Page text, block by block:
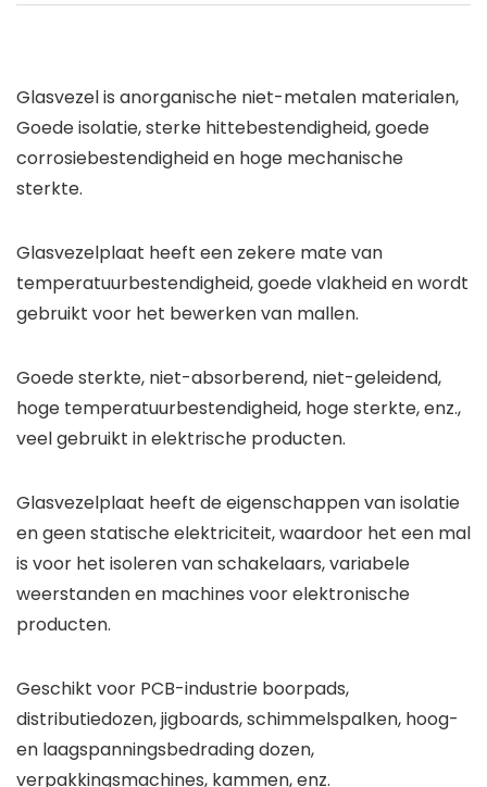
Glasvezel is anorganische niet-metalen materialen,
Goede isolatie, sterke hittebestendigheid, goede
corrosiebestendigheid en hoge mechanische
sterkte.
Glasvezelplaat heeft een zekere mate van
temperatuurbestendigheid, goede vlakheid en wordt
gebruikt voor het bewerken van mallen.
Goede sterkte, niet-absorberend, niet-geleidend,
hoge temperatuurbestendigheid, hoge sterkte, enz.,
veel gebruikt in elektrische producten.
Glasvezelplaat heeft de eigenschappen van isolatie
en geen statische elektriciteit, waardoor het een mal
is voor het isoleren van schakelaars, variabele
weerstanden en machines voor elektronische
producten.
Geschikt voor PCB-industrie boorpads,
distributiedozen, jigboards, schimmelspalken, hoog-
en laagspanningsbedrading dozen,
verpakkingsmachines, kammen, enz.